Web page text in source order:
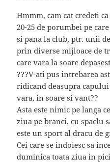
Hmmm, cam cat credeti
20-25 de porumbei pe
si pana la club, ptr. unii
prin diverse mijloace de
care vara la soare
???V-ati pus intrebarea
ridicand deasupra
vara, in soare si vant??
Asta este nimic pe langa
ziua pe branci, cu spaclu
este un sport al dracu de
Cei care se indoiesc sa
duminica toata ziua in